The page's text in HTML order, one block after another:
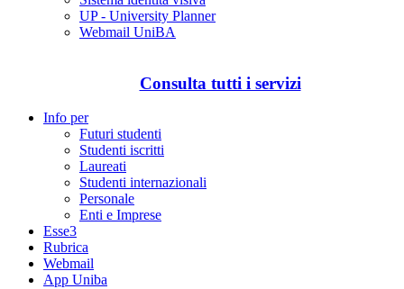
UP - University Planner
Webmail UniBA
Consulta tutti i servizi
Info per
Futuri studenti
Studenti iscritti
Laureati
Studenti internazionali
Personale
Enti e Imprese
Esse3
Rubrica
Webmail
App Uniba